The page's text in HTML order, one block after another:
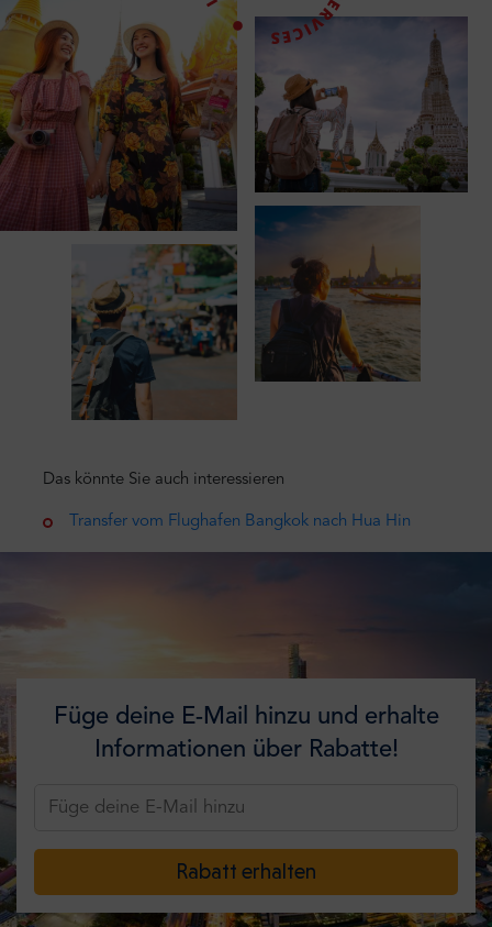
Das könnte Sie auch interessieren
Transfer vom Flughafen Bangkok nach Hua Hin
Füge deine E-Mail hinzu und erhalte
Informationen über Rabatte!
Rabatt erhalten